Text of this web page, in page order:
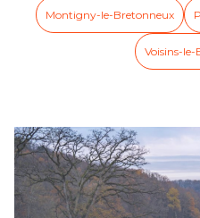
Montigny-le-Bretonneux
Voisins-